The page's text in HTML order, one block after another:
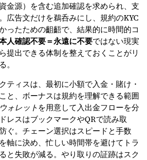
金源）を含む追加確認を求められ、支
広告文だけを鵜呑みにし、規約のKYC
ったための齟齬で、結果的に時間的コ
人確認不要＝永遠に不要ではない現実
提出できる体制を整えておくことがリ
。
ティスは、最初に小額で入金・賭け・
と、ボーナスは規約を理解できる範囲
ォレット を用意して入出金フローを分
レスはブックマークやQRで読み取
ぐ。チェーン選択はスピードと手数
軸に決め、忙しい時間帯を避けてトラ
と失敗が減る。やり取りの証跡はスク